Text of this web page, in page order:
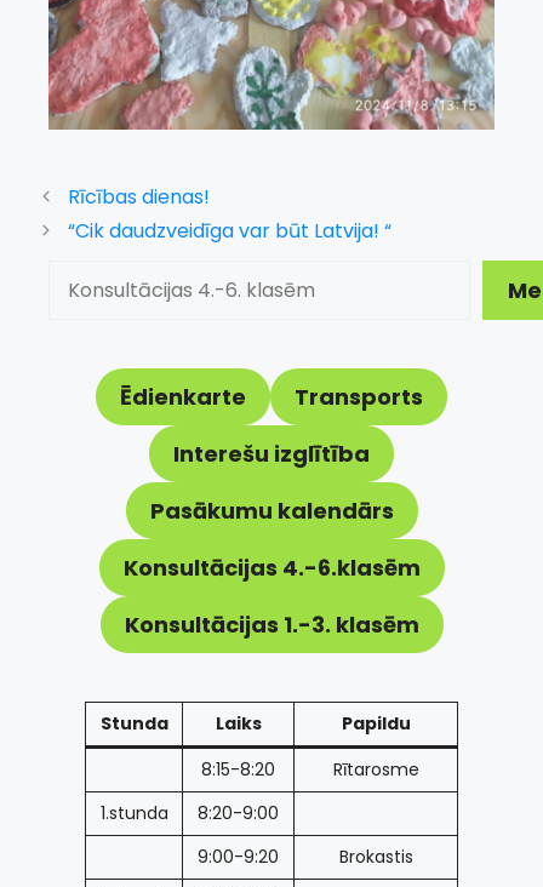
Rīcības dienas!
“Cik daudzveidīga var būt Latvija! “
Ēdienkarte
Transports
Interešu izglītība
Pasākumu kalendārs
Konsultācijas 4.-6.klasēm
Konsultācijas 1.-3. klasēm
Stunda Laiks
Papildu
8:15-8:20
Rītarosme
1.stunda
8:20-9:00
9:00-9:20
Brokastis